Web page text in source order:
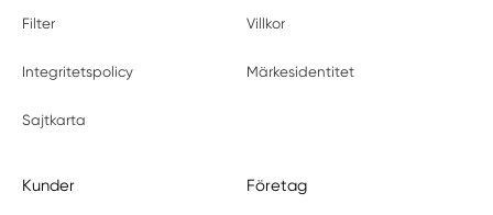
Filter Villkor
Integritetspolicy Märkesidentitet
Sajtkarta
Kunder Företag